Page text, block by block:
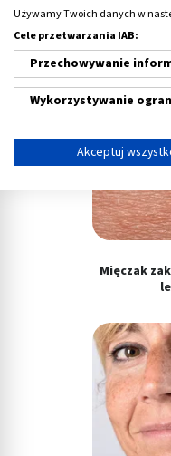
Łuszczyca
Mięczak
Używamy Twoich danych w
Cele przetwarzania IAB:
Przechowywanie
Wykorzystywanie
Tworzenie profili w
Tworzenie profili w
Pomiar efektywności
Pomiar efektywności
Rozumienie
Rozwój i ulepszanie
Wykorzystywanie
Akceptuj